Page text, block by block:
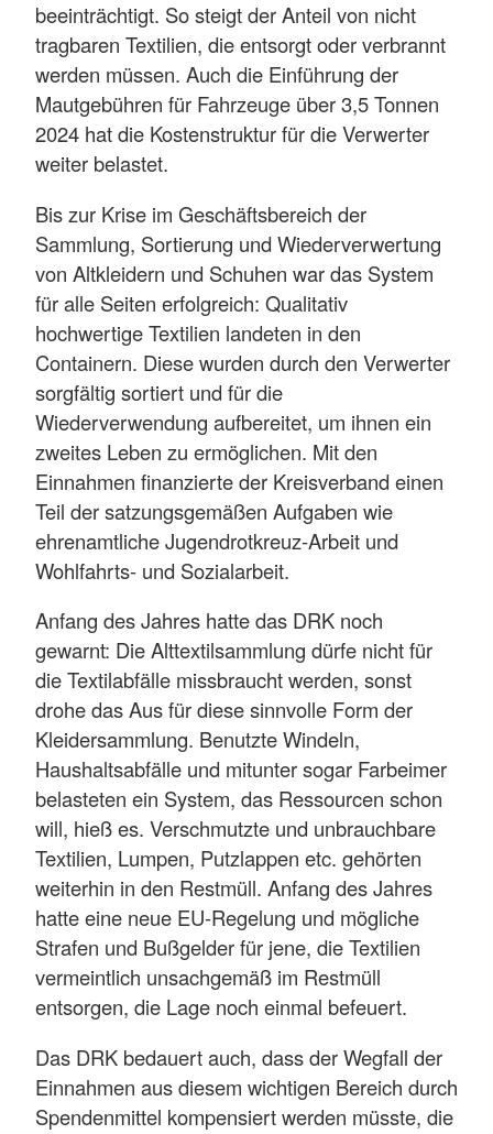
beeinträchtigt. So steigt der Anteil von nicht
tragbaren Textilien, die entsorgt oder verbrannt
werden müssen. Auch die Einführung der
Mautgebühren für Fahrzeuge über 3,5 Tonnen
2024 hat die Kostenstruktur für die Verwerter
weiter belastet.
Bis zur Krise im Geschäftsbereich der
Sammlung, Sortierung und Wiederverwertung
von Altkleidern und Schuhen war das System
für alle Seiten erfolgreich: Qualitativ
hochwertige Textilien landeten in den
Containern. Diese wurden durch den Verwerter
sorgfältig sortiert und für die
Wiederverwendung aufbereitet, um ihnen ein
zweites Leben zu ermöglichen. Mit den
Einnahmen finanzierte der Kreisverband einen
Teil der satzungsgemäßen Aufgaben wie
ehrenamtliche Jugendrotkreuz-Arbeit und
Wohlfahrts- und Sozialarbeit.
Anfang des Jahres hatte das DRK noch
gewarnt: Die Alttextilsammlung dürfe nicht für
die Textilabfälle missbraucht werden, sonst
drohe das Aus für diese sinnvolle Form der
Kleidersammlung. Benutzte Windeln,
Haushaltsabfälle und mitunter sogar Farbeimer
belasteten ein System, das Ressourcen schon
will, hieß es. Verschmutzte und unbrauchbare
Textilien, Lumpen, Putzlappen etc. gehörten
weiterhin in den Restmüll. Anfang des Jahres
hatte eine neue EU-Regelung und mögliche
Strafen und Bußgelder für jene, die Textilien
vermeintlich unsachgemäß im Restmüll
entsorgen, die Lage noch einmal befeuert.
Das DRK bedauert auch, dass der Wegfall der
Einnahmen aus diesem wichtigen Bereich durch
Spendenmittel kompensiert werden müsste, die